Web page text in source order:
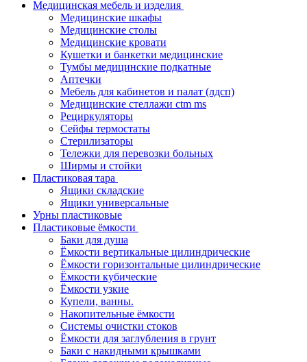
Медицинская мебель и изделия
Медицинские шкафы
Медицинские столы
Медицинские кровати
Кушетки и банкетки медицинские
Тумбы медицинские подкатные
Аптечки
Мебель для кабинетов и палат (лдсп)
Медицинские стеллажи ctm ms
Рециркуляторы
Сейфы термостаты
Стерилизаторы
Тележки для перевозки больных
Ширмы и стойки
Пластиковая тара
Ящики складские
Ящики универсальные
Урны пластиковые
Пластиковые ёмкости
Баки для душа
Ёмкости вертикальные цилиндрические
Ёмкости горизонтальные цилиндрические
Ёмкости кубические
Ёмкости узкие
Купели, ванны.
Накопительные ёмкости
Системы очистки стоков
Ёмкости для заглубления в грунт
Баки с накидными крышками